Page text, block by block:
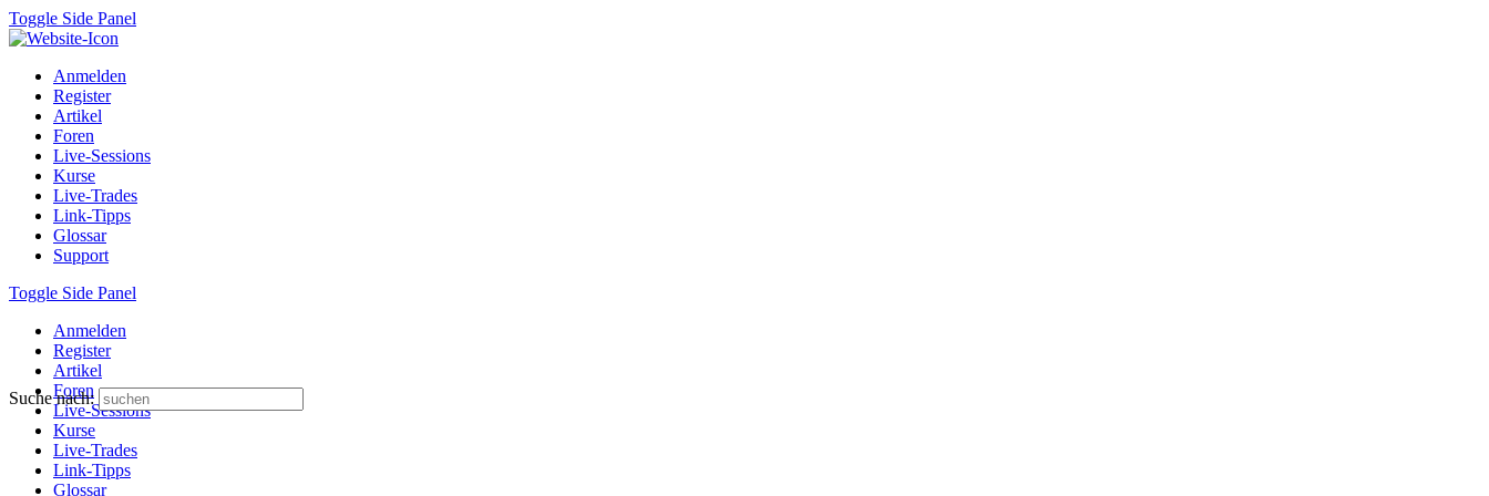
Toggle Side Panel
Anmelden
Register
Artikel
Foren
Live-Sessions
Kurse
Live-Trades
Link-Tipps
Glossar
Support
Toggle Side Panel
Anmelden
Register
Artikel
Foren
Live-Sessions
Kurse
Live-Trades
Link-Tipps
Glossar
Suche nach: